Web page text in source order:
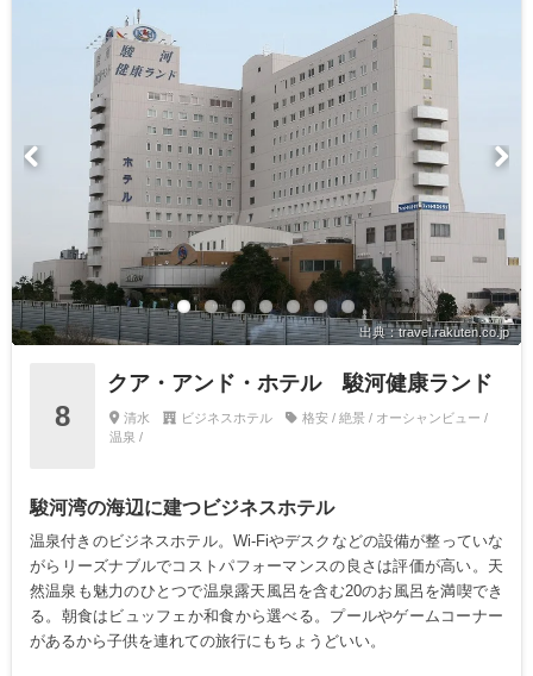
出典：travel.rakuten.co.jp
8
クア・アンド・ホテル 駿河健康ランド
清水 ビジネスホテル
格安 / 絶景 / オーシャンビュー /
温泉 /
駿河湾の海辺に建つビジネスホテル
温泉付きのビジネスホテル。Wi-Fiやデスクなどの設備が整っていな
がらリーズナブルでコストパフォーマンスの良さは評価が高い。天
然温泉も魅力のひとつで温泉露天風呂を含む20のお風呂を満喫でき
る。朝食はビュッフェか和食から選べる。プールやゲームコーナー
があるから子供を連れての旅行にもちょうどいい。